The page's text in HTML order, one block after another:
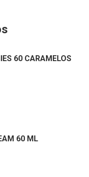
60 CARAMELOS
60 ML